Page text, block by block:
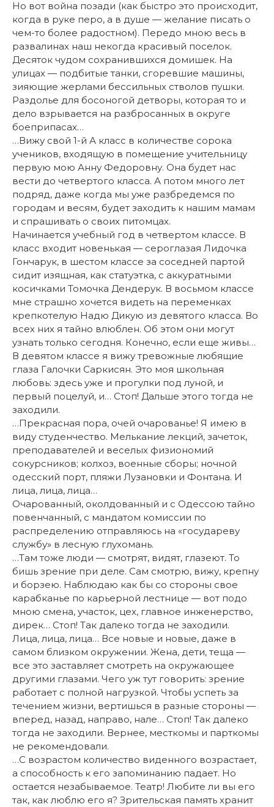
Но вот война позади (как быстро это происходит,
когда в руке перо, а в душе — желание писать о
чем-то более радостном). Передо мною весь в
развалинах наш некогда красивый поселок.
Десяток чудом сохранившихся домишек. На
улицах — подбитые танки, сгоревшие машины,
зияющие жерлами бессильных стволов пушки.
Раздолье для босоногой детворы, которая то и
дело взрывается на разбросанных в округе
боеприпасах…
…Вижу свой 1-й А класс в количестве сорока
учеников, входящую в помещение учительницу
первую мою Анну Федоровну. Она будет нас
вести до четвертого класса. А потом много лет
подряд, даже когда мы уже разбредемся по
городам и весям, будет заходить к нашим мамам
и спрашивать о своих питомцах.
Начинается учебный год в четвертом классе. В
класс входит новенькая — сероглазая Лидочка
Гончарук, в шестом классе за соседней партой
сидит изящная, как статуэтка, с аккуратными
косичками Томочка Дендерук. В восьмом классе
мне страшно хочется видеть на переменках
крепкотелую Надю Дикую из девятого класса. Во
всех них я тайно влюблен. Об этом они могут
узнать только сегодня. Конечно, если еще живы…
В девятом классе я вижу тревожные любящие
глаза Галочки Саркисян. Это моя школьная
любовь: здесь уже и прогулки под луной, и
первый поцелуй, и… Стоп! Дальше этого тогда не
заходили.
…Прекрасная пора, очей очарованье! Я имею в
виду студенчество. Мелькание лекций, зачеток,
преподавателей и веселых физиономий
сокурсников; колхоз, военные сборы; ночной
одесский порт, пляжи Лузановки и Фонтана. И
лица, лица, лица…
Очарованный, околдованный и с Одессою тайно
повенчанный, с мандатом комиссии по
распределению отправляюсь на «государеву
службу» в лесную глухомань.
…Там тоже люди — смотрят, видят, глазеют. То
бишь зрение при деле. Сам смотрю, вижу, крепну
и борзею. Наблюдаю как бы со стороны свое
карабканье по карьерной лестнице — вот подо
мною смена, участок, цех, главное инженерство,
дирек… Стоп! Так далеко тогда не заходили.
Лица, лица, лица… Все новые и новые, даже в
самом близком окружении. Жена, дети, теща —
все это заставляет смотреть на окружающее
другими глазами. Чего уж тут говорить: зрение
работает с полной нагрузкой. Чтобы успеть за
течением жизни, вертишься в разные стороны —
вперед, назад, направо, нале… Стоп! Так далеко
тогда не заходили. Вернее, месткомы и парткомы
не рекомендовали.
…С возрастом количество виденного возрастает,
а способность к его запоминанию падает. Но
остается незабываемое. Театр! Любите ли вы его
так, как люблю его я? Зрительская память хранит